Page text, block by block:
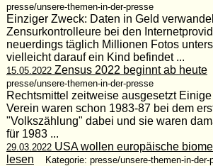
presse/unsere-themen-in-der-presse
Einziger Zweck: Daten in Geld
Zensurkontrolleure bei den
neuerdings täglich Millionen Fotos
vielleicht darauf ein Kind befindet ...
15.05.2022Zensus 2022 beginnt ab heute
presse/unsere-themen-in-der-presse
Rechtsmittel zeitweise ausgesetzt
Verein waren schon 1983-87 bei dem
"Volkszählung" dabei und sie waren
für 1983 ...
29.03.2022USA wollen europäische
lesen
Kategorie: presse/unsere-themen-in-der-